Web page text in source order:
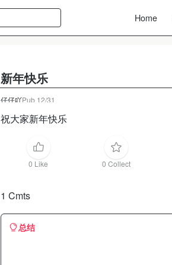
Home
新年快乐
仔仔吖Pub 12/31
祝大家新年快乐
0 Like 0 Collect
1 Cmts
总结